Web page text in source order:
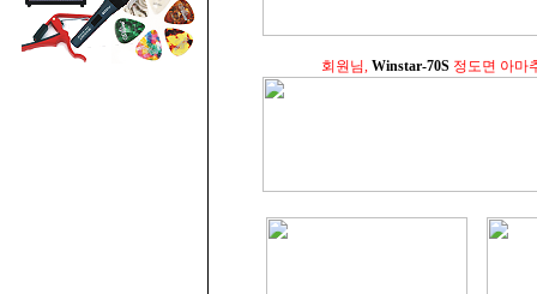
회원님, Winstar-70S 정도면 아마